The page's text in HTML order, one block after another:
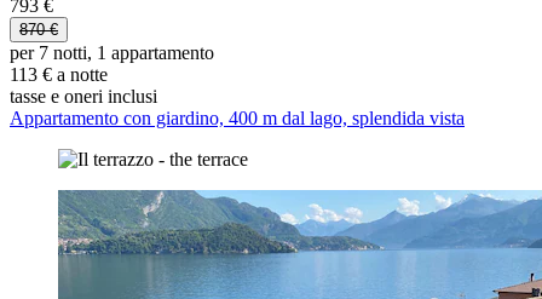
793 €
870 €
per 7 notti, 1 appartamento
113 € a notte
tasse e oneri inclusi
Appartamento con giardino, 400 m dal lago, splendida vista